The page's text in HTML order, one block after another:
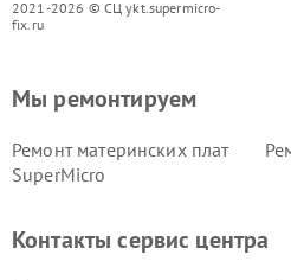
2021-2026 © СЦ ykt.supermicro-
fix.ru
Мы ремонтируем
Ремонт материнских плат
SuperMicro
Контакты сервис центра